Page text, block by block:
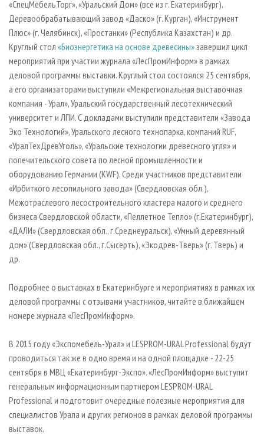
«СпецМебельТорг», «Уральский Дом» (все из г. Екатеринбург),
Деревообрабатывающий завод «Даско» (г. Курган), «Инструмент
Плюс» (г. Челябинск), «Простанки» (Республика Казахстан) и др.
Круглый стол «Биоэнергетика на основе древесины»завершил цикл
мероприятий при участии журнала «ЛесПромИнформ» в рамках
деловой программы выставки. Круглый стол состоялся 25 сентября,
а его организаторами выступили «Межрегиональная выставочная
компания - Урал», Уральский государственный лесотехнический
университет и ЛПИ. С докладами выступили представители «Завода
Эко Технологий», Уральского лесного технопарка, компаний RUF,
«УралТехДревУголь», «Уральские технологии древесного угля» и
попечительского совета по лесной промышленности и
оборудованию Германии (KWF). Среди участников представители
«Ирбиткого лесопильного завода» (Свердловская обл.),
Межотраслевого лесостроительного кластера малого и среднего
бизнеса Свердловской области, «Пеллетное Тепло» (г.Екатеринбург),
«ДАЛИ» (Свердловская обл., г.Среднеуральск), «Умный деревянный
дом» (Свердловская обл., г.Сысерть), «Экодрев-Тверь» (г. Тверь) и
др.
Подробнее о выставках в Екатеринбурге и мероприятиях в рамках их
деловой программы с отзывами участников, читайте в ближайшем
номере журнала «ЛесПромИнформ».
В 2015 году «Экспомебель-Урал» и LESPROM-URAL Professional будут
проводиться так же в одно время и на одной площадке - 22-25
сентября в МВЦ «Екатеринбург-Экспо». «ЛесПромИнформ» выступит
генеральным информационным партнером LESPROM-URAL
Professional и подготовит очередные полезные мероприятия для
специалистов Урала и других регионов в рамках деловой программы
выставок.